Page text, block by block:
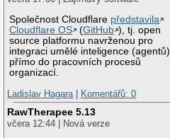
Společnost Cloudflare představila
Cloudflare OS
(GitHub ), tj. open
source platformu navrženou pro
integraci umělé inteligence (agentů)
přímo do pracovních procesů
organizací.
Ladislav Hagara
Komentářů: 0
RawTherapee 5.13
včera 12:44 | Nová verze